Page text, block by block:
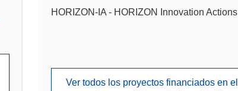
HORIZON-IA - HORIZON Innovation Actions
Ver todos los proyectos financiados en el